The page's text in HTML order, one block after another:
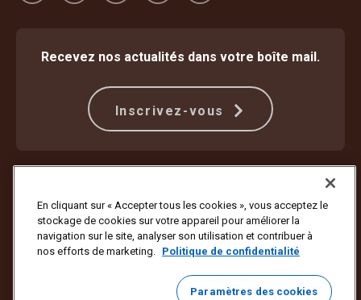
Recevez nos actualités dans votre boîte mail.
Inscrivez-vous
Paramètres des cookies
Copyright ©1994-2026 United Parcel Service of America, Inc. Tous
droits réservés. Vous ne souhaitez plus recevoir de mises à jour par e-
Se désabonner ici
Pour mettre à jour toutes les autres préférences e-mail d’UPS ou vous
En cliquant sur « Accepter tous les cookies », vous acceptez le
stockage de cookies sur votre appareil pour améliorer la
navigation sur le site, analyser son utilisation et contribuer à
nos efforts de marketing. Politique de confidentialité
Paramètres des cookies